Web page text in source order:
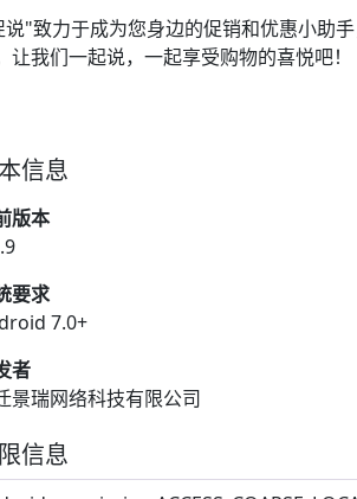
说"致力于成为您身边的促销和优惠小助
让我们一起说，一起享受购物的喜悦吧！
信息
版本
要求
7.0+
者
景瑞网络科技有限公司
信息